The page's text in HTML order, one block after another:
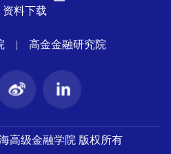
资料下载
| 高金金融研究院
高级金融学院 版权所有